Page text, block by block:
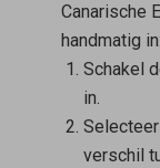
Canarische
handmatig in:
Schakel
in.
verschil